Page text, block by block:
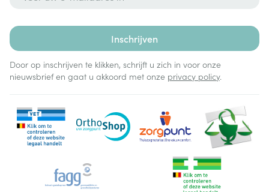
Inschrijven
Door op inschrijven te klikken, schrijft u zich in voor onze
nieuwsbrief en gaat u akkoord met onze privacy policy.